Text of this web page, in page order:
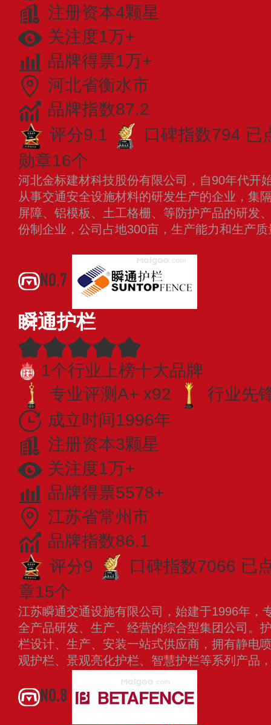
注册资本4颗星
关注度1万+
品牌得票1万+
河北省衡水市
品牌指数87.2
评分9.1
口碑指数794 已
勋章16个
河北金标建材科技股份有限公司，自90年代开
从事交通安全设施材料的研发生产的企业，集
屏障、铝模板、土工格栅、等防护产品的研发
份制企业，公司占地300亩，生产能力和生产
NO.7
瞬通护栏
1个行业上榜十大品牌
专业评测A+ x92
行业先
成立时间1996年
注册资本3颗星
关注度1万+
品牌得票5578+
江苏省常州市
品牌指数86.1
评分9
口碑指数7066 已
章15个
江苏瞬通交通设施有限公司，始建于1996年，
全产品研发、生产、经营的综合型集团公司。
栏设计、生产、安装一站式供应商，拥有静电
观护栏、景观亮化护栏、智慧护栏等系列产品
NO.8